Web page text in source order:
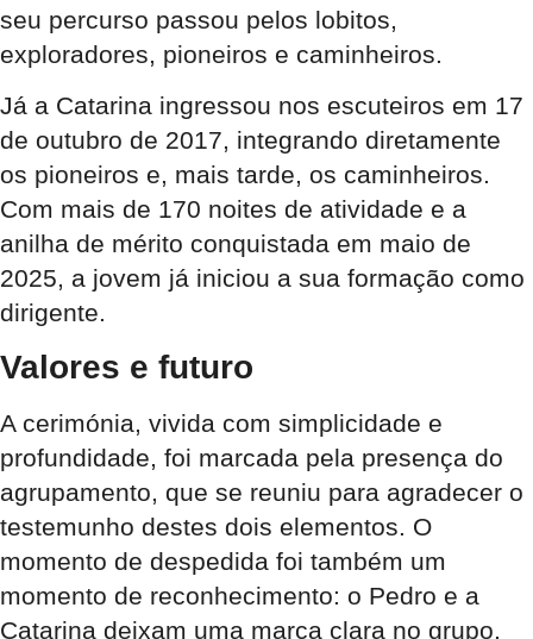
seu percurso passou pelos lobitos,
exploradores, pioneiros e caminheiros.
Já a Catarina ingressou nos escuteiros em 17
de outubro de 2017, integrando diretamente
os pioneiros e, mais tarde, os caminheiros.
Com mais de 170 noites de atividade e a
anilha de mérito conquistada em maio de
2025, a jovem já iniciou a sua formação como
dirigente.
Valores e futuro
A cerimónia, vivida com simplicidade e
profundidade, foi marcada pela presença do
agrupamento, que se reuniu para agradecer o
testemunho destes dois elementos. O
momento de despedida foi também um
momento de reconhecimento: o Pedro e a
Catarina deixam uma marca clara no grupo,